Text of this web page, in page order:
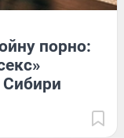
порно:
Сибири